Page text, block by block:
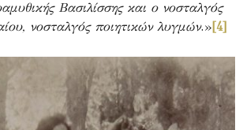
Βασιλίσσης και ο νοσταλγός
νοσταλγός ποιητικών λυγμών.»[4]